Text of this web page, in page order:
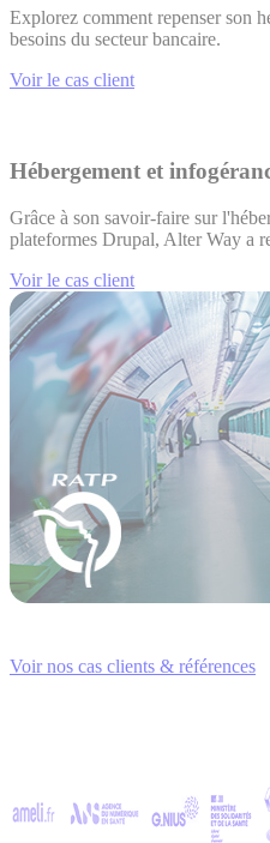
Explorez comment repenser son
besoins du secteur bancaire.
Voir le cas client
Hébergement et
Grâce à son savoir-faire sur
plateformes Drupal, Alter Way a
Voir le cas client
Voir nos cas clients & références